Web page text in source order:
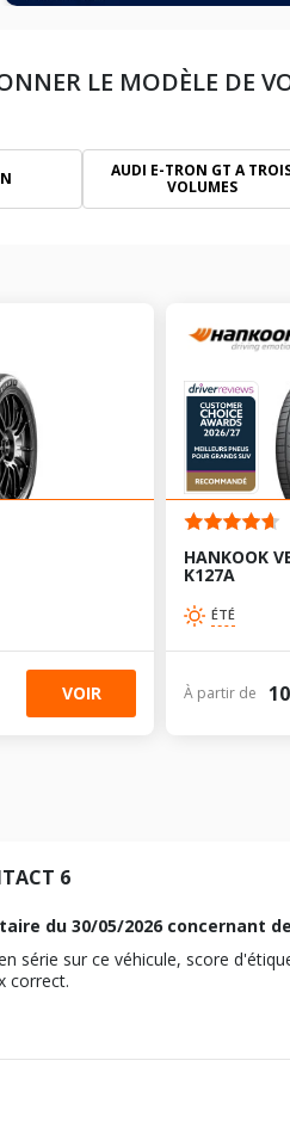
LE MODÈLE DE
AUDI E-TRON GT A
VOLUMES
VOIR
HANKOOK
K127A
ÉTÉ
À partir de
6
du30/05/2026 concernant
série sur ce véhicule, score
correct.